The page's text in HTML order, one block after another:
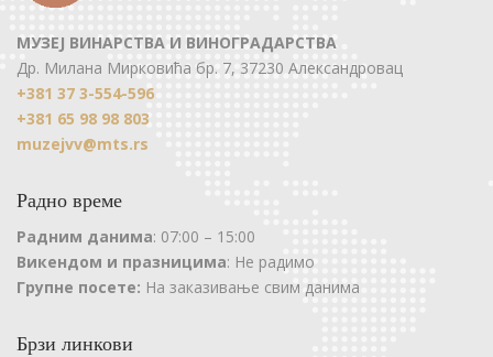
МУЗЕЈ ВИНАРСТВА И ВИНОГРАДАРСТВА
Др. Милана Мирковића бр. 7, 37230 Александровац
+381 37 3-554-596
+381 65 98 98 803
muzejvv@mts.rs
Радно време
Радним данима: 07:00 – 15:00
Викендом и празницима: Не радимо
Групне посете: На заказивање свим данима
Брзи линкови